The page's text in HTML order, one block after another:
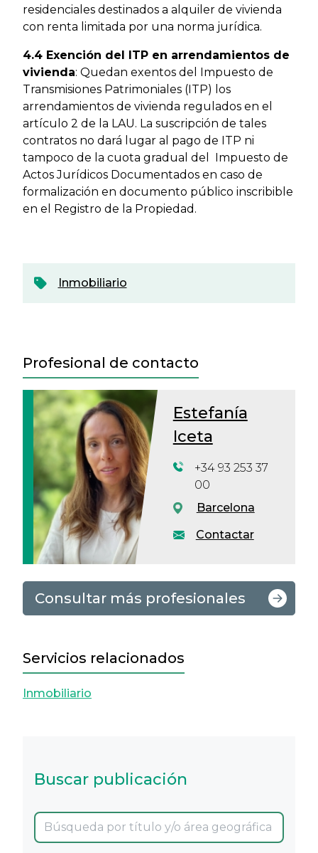
residenciales destinados a alquiler de vivienda
con renta limitada por una norma jurídica.
4.4 Exención del ITP en arrendamientos de
vivienda: Quedan exentos del Impuesto de
Transmisiones Patrimoniales (ITP) los
arrendamientos de vivienda regulados en el
artículo 2 de la LAU. La suscripción de tales
contratos no dará lugar al pago de ITP ni
tampoco de la cuota gradual del Impuesto de
Actos Jurídicos Documentados en caso de
formalización en documento público inscribible
en el Registro de la Propiedad.
Inmobiliario
Profesional de contacto
Estefanía
Iceta
Contactar
+34 93 253 37
00
Barcelona
Consultar más profesionales
Servicios relacionados
Inmobiliario
Buscar publicación